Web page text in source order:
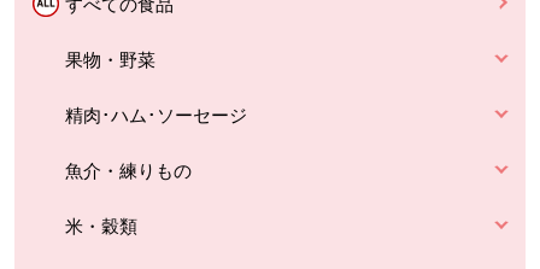
果物・野菜
精肉･ハム･ソーセージ
魚介・練りもの
米・穀類